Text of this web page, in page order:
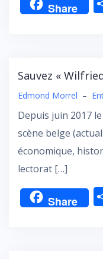
Share
Sauvez «
Edmond Morrel –
Depuis juin 2017
scène belge
économique,
lectorat […]
Share